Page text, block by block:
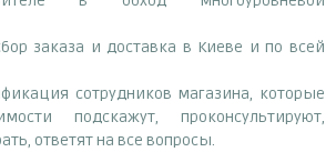
заказа и доставка в Киеве и по всей
сотрудников магазина, которые
подскажут, проконсультируют,
ответят на все вопросы.